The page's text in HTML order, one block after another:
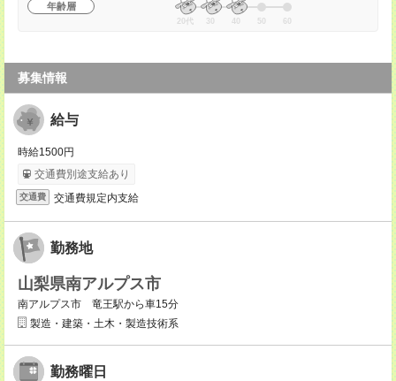
年齢層
20代 30 40 50 60
募集情報
給与
時給1500円
交通費別途支給あり
交通費 交通費規定内支給
勤務地
山梨県南アルプス市
南アルプス市 竜王駅から車15分
製造・建築・土木・製造技術系
勤務曜日